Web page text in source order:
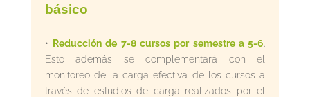
básico
• Reducción de 7-8 cursos por semestre a 5-6
Esto además se complementará con el
monitoreo de la carga efectiva de los cursos a
través de estudios de carga realizados por el